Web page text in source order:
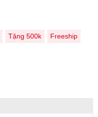
Tặng 500k Freeship